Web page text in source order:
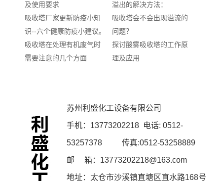
及使用要求
溢出的解决方法：
吸收塔厂家更新防疫小知
识--六个健康防疫小建议。
吸收塔会不会出现溢流的
问题？
吸收塔在处理有机废气时
需要注意的几个方面
探讨酸雾吸收塔的工作原
理及应用
苏州利盛化工设备有限公司
手机： 13773202218电话: 0512-
53257378 传真:0512-53258889
邮 箱：13773202218@163.com
地址：太仓市沙溪镇直塘区直水路168号